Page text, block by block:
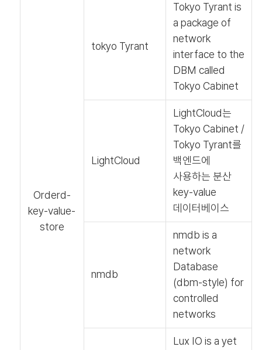
Orderd-
key-value-
store
tokyo Tyrant
Tokyo Tyrant is
a package of
network
interface to the
DBM called
Tokyo Cabinet
LightCloud
LightCloud는
Tokyo Cabinet /
Tokyo Tyrant를
백엔드에
사용하는 분산
key-value
데이터베이스
nmdb
nmdb is a
network
Database
(dbm-style) for
controlled
networks
Lux IO is a yet